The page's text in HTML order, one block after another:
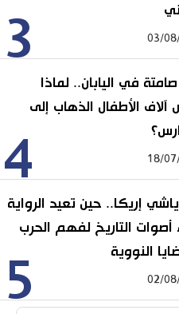
3 03/
4
في اليابان.. لماذا
آلاف الأطفال الذهاب إلى
18/
5
إريكا.. حين تعيد الرواية
أصوات التاريخ لفهم الحرب
النووية
02/